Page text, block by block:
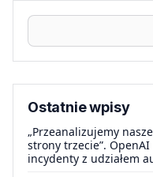
Ostatnie wpisy
„Przeanalizujemy
strony trzecie”.
incydenty z udziałem